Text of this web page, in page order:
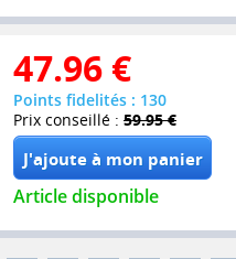
47.96 €
Points fidelités : 130
Prix conseillé : 59.95 €
Article disponible